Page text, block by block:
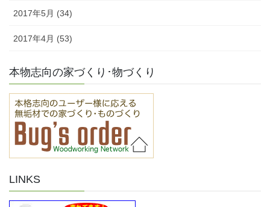
2017年5月 (34)
2017年4月 (53)
本物志向の家づくり･物づくり
LINKS